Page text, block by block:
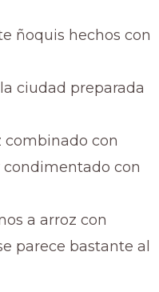
ñoquis hechos con
ciudad preparada
combinado con
condimentado con
a arroz con
parece bastante al